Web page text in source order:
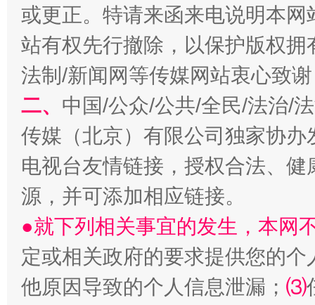
或更正。特请来函来电说明本
站有权先行撤除，以保护版权
法制/新闻网等传媒网站衷心致
二、 中国/公众/公共/全民/法治/
传媒（北京）有限公司独家协
电视台友情链接，授权合法、
源，并可添加相应链接。
●就下列相关事宜的发生，本网
定或相关政府的要求提供您的个
他原因导致的个人信息泄漏； ⑶